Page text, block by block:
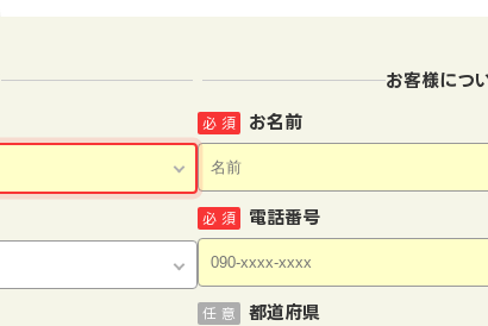
お客様につ
お名前
必 須
電話番号
必 須
都道府県
任 意